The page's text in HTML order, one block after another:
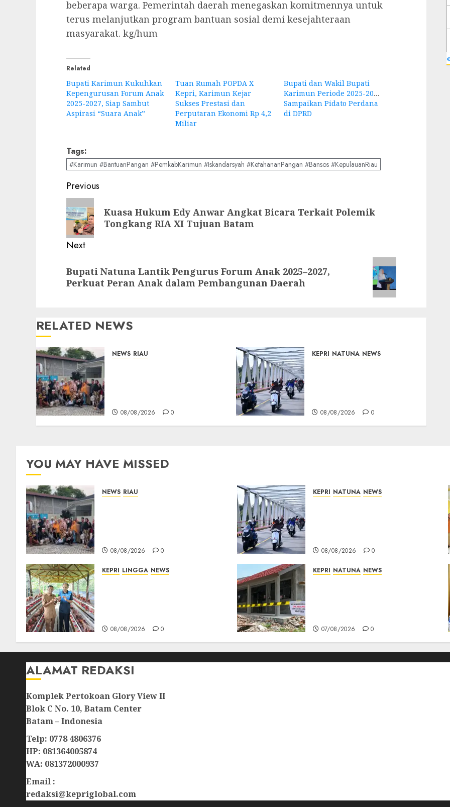
beberapa warga. Pemerintah daerah menegaskan komitmennya untuk
terus melanjutkan program bantuan sosial demi kesejahteraan
masyarakat. kg/hum
Related
Bupati Karimun Kukuhkan
Kepengurusan Forum Anak
2025-2027, Siap Sambut
Aspirasi “Suara Anak”
Tuan Rumah POPDA X
Kepri, Karimun Kejar
Sukses Prestasi dan
Perputaran Ekonomi Rp 4,2
Miliar
Bupati dan Wakil Bupati
Karimun Periode 2025-2030
Sampaikan Pidato Perdana
di DPRD
Tags:
#Karimun #BantuanPangan #PemkabKarimun #Iskandarsyah #KetahananPangan #Bansos #KepulauanRiau
Post
navigation
Previous
Previous
post:
Kuasa Hukum Edy Anwar Angkat Bicara Terkait Polemik
Tongkang RIA XI Tujuan Batam
Next
post:
Bupati Natuna Lantik Pengurus Forum Anak 2025–2027,
Perkuat Peran Anak dalam Pembangunan Daerah
RELATED NEWS
NEWS RIAU
08/08/2026 0
KEPRI NATUNA NEWS
08/08/2026 0
YOU MAY HAVE MISSED
NEWS RIAU
08/08/2026 0
KEPRI NATUNA NEWS
08/08/2026 0
KEPRI LINGGA NEWS
08/08/2026 0
KEPRI NATUNA NEWS
07/08/2026 0
ALAMAT REDAKSI
Komplek Pertokoan Glory View II
Blok C No. 10, Batam Center
Batam – Indonesia
Telp: 0778 4806376
HP: 081364005874
WA: 081372000937
Email :
redaksi@kepriglobal.com